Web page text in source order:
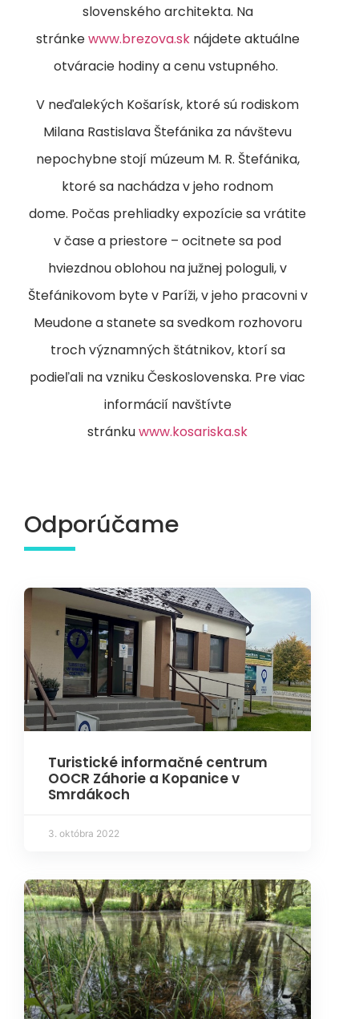
slovenského architekta. Na
stránkewww.brezova.sknájdete aktuálne
otváracie hodiny a cenu vstupného.
V neďalekých Košarísk, ktoré sú rodiskom
Milana Rastislava Štefánika za návštevu
nepochybne stojí múzeum M. R. Štefánika,
ktoré sa nachádza v jeho rodnom
dome. Počas prehliadky expozície sa vrátite
v čase a priestore – ocitnete sa pod
hviezdnou oblohou na južnej pologuli, v
Štefánikovom byte v Paríži, v jeho pracovni v
Meudone a stanete sa svedkom rozhovoru
troch významných štátnikov, ktorí sa
podieľali na vzniku Československa. Pre viac
informácií navštívte
stránkuwww.kosariska.sk
Odporúčame
Turistické informačné centrum
OOCR Záhorie a Kopanice v
Smrdákoch
3. októbra 2022